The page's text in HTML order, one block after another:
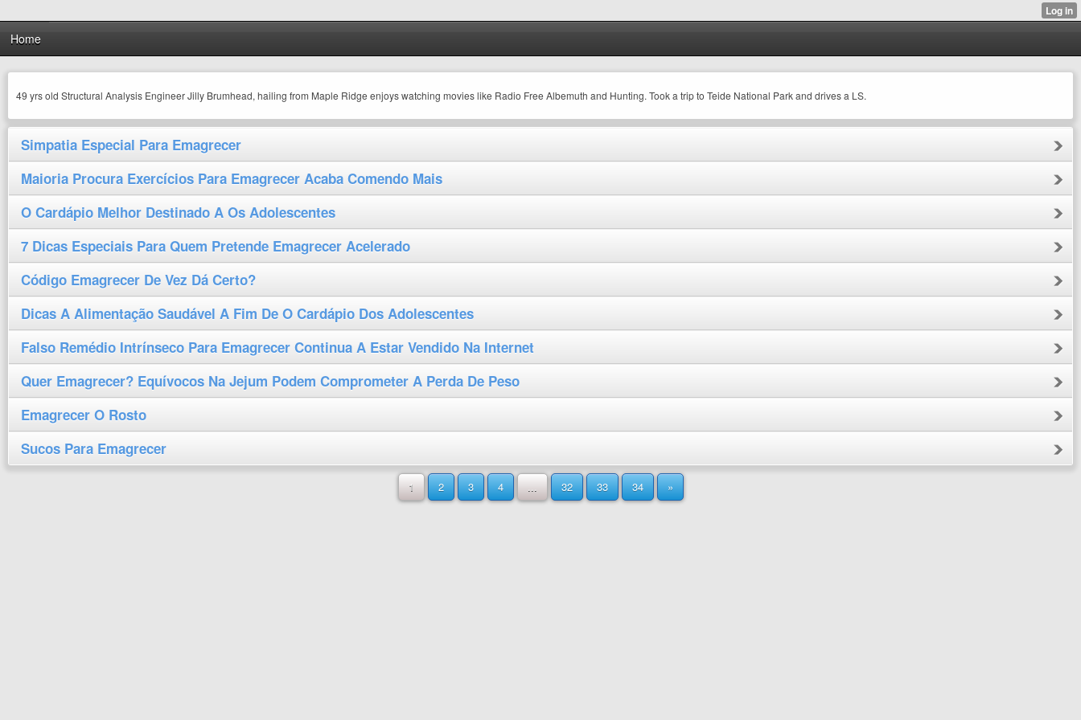
Home
49 yrs old Structural Analysis Engineer Jilly Brumhead, hailing from Maple Ridge enjoys watching movies like Radio Free Albemuth and Hunting. Took a trip to Teide National Park and drives a LS.
Simpatia Especial Para Emagrecer
Maioria Procura Exercícios Para Emagrecer Acaba Comendo Mais
O Cardápio Melhor Destinado A Os Adolescentes
7 Dicas Especiais Para Quem Pretende Emagrecer Acelerado
Código Emagrecer De Vez Dá Certo?
Dicas A Alimentação Saudável A Fim De O Cardápio Dos Adolescentes
Falso Remédio Intrínseco Para Emagrecer Continua A Estar Vendido Na Internet
Quer Emagrecer? Equívocos Na Jejum Podem Comprometer A Perda De Peso
Emagrecer O Rosto
Sucos Para Emagrecer
1 2 3 4 ... 32 33 34 »